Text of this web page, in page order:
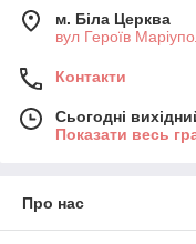
м. Біла Церква
вул Героїв
Контакти
Сьогодні
Показати весь
Про нас